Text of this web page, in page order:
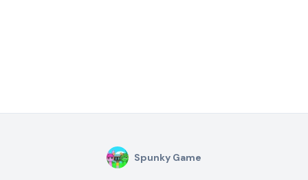
Spunky Game